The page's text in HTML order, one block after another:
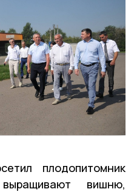
плодопитомник
вишню,